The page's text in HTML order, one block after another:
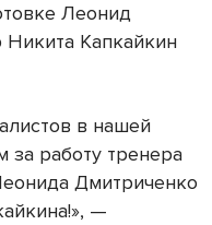
Леонид
Капкайкин
в нашей
за работу тренера
Дмитриченко
—